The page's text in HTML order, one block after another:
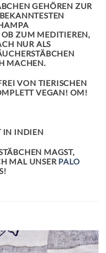
GEHÖREN ZUR
OB ZUM MEDITIEREN,
NUR ALS
MACHEN.
VON TIERISCHEN
VEGAN! OM!
IN INDIEN
MAGST,
MAL UNSER PALO